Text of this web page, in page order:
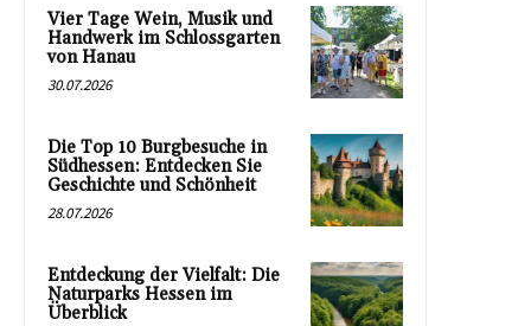
Vier Tage Wein, Musik und
Handwerk im Schlossgarten
von Hanau
30.07.2026
Die Top 10 Burgbesuche in
Südhessen: Entdecken Sie
Geschichte und Schönheit
28.07.2026
Entdeckung der Vielfalt: Die
Naturparks Hessen im
Überblick